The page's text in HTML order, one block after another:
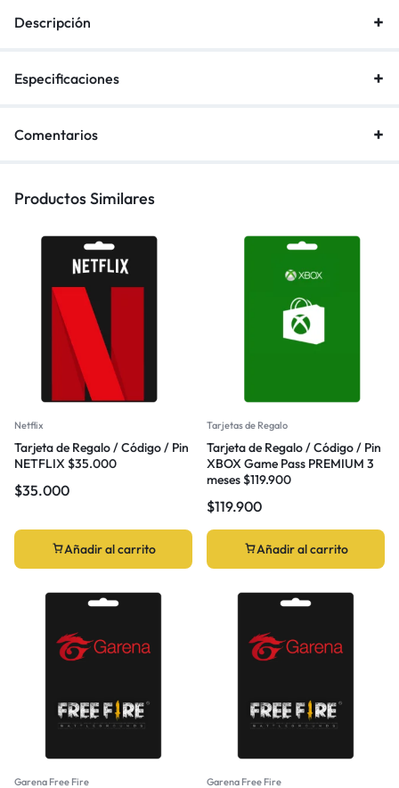
Descripción
Especificaciones
Comentarios
Productos Similares
Netflix
Tarjeta de Regalo / Código / Pin
NETFLIX $35.000
$35.000
Añadir al carrito
Tarjetas de Regalo
Tarjeta de Regalo / Código / Pin
XBOX Game Pass PREMIUM 3
meses $119.900
$119.900
Añadir al carrito
Garena Free Fire Garena Free Fire